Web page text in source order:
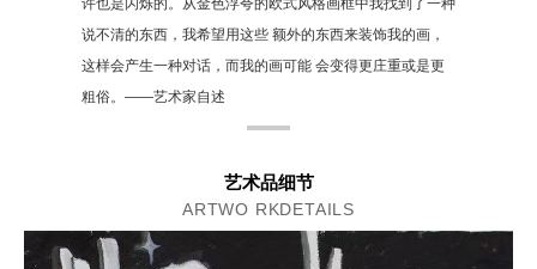
说不清的东西，我希望用这些 额外的东西来装饰我的画，
这样会产生一种对话，而我的画可能 会变得更庄重或是更
粗俗。——艺术家自述
艺术品细节
ARTWO RKDETAILS